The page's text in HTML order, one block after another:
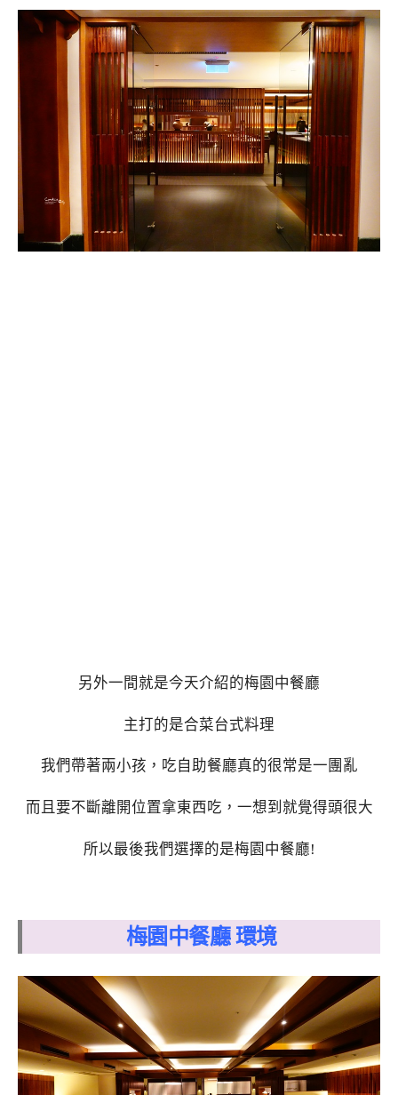
另外一間就是今天介紹的梅園中餐廳
主打的是合菜台式料理
我們帶著兩小孩，吃自助餐廳真的很常是一團亂
而且要不斷離開位置拿東西吃，一想到就覺得頭很大
所以最後我們選擇的是梅園中餐廳!
梅園中餐廳 環境